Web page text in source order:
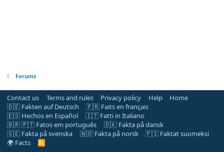
Forums
Contact us Terms and rules Privacy policy Help
Home
🇩🇪 Fakten auf Deutsch
🇫🇷 Faits en français
🇪🇸 Hechos en Español
🇮🇹 Fatti in Italiano
🇧🇷 🇵🇹 Fatos em português
🇩🇰 Fakta på dansk
🇸🇪 Fakta på svenska
🇳🇴 Fakta på norsk
🇫🇮 Faktat suomeksi
🌍 Facts
R